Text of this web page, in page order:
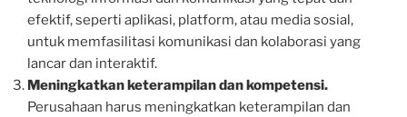
efektif, seperti aplikasi, platform, atau media sosial,
untuk memfasilitasi komunikasi dan kolaborasi yang
lancar dan interaktif.
Meningkatkan keterampilan dan kompetensi.
Perusahaan harus meningkatkan keterampilan dan